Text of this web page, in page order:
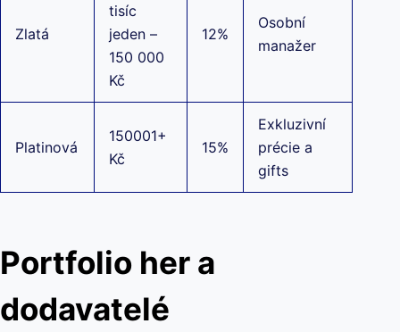
Zlatá
tisíc
jeden –
150 000
Kč
12%
Osobní
manažer
Platinová
150001+
Kč
15%
Exkluzivní
précie a
gifts
Portfolio her a
dodavatelé